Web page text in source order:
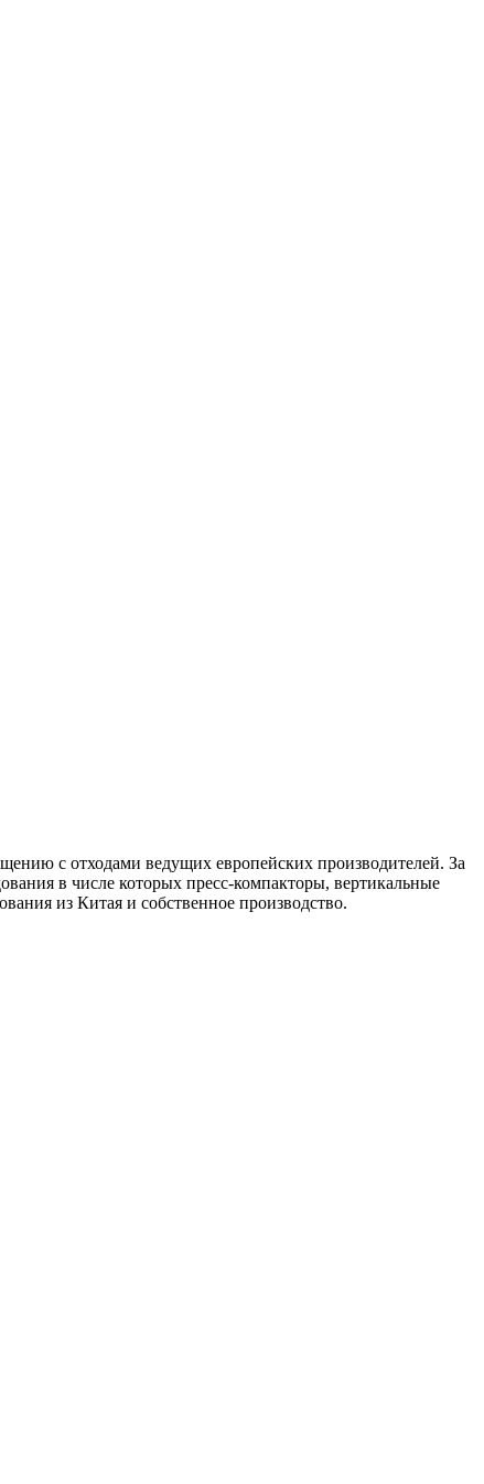
с отходами ведущих европейских производителей. За
в числе которых пресс-компакторы, вертикальные
из Китая и собственное производство.